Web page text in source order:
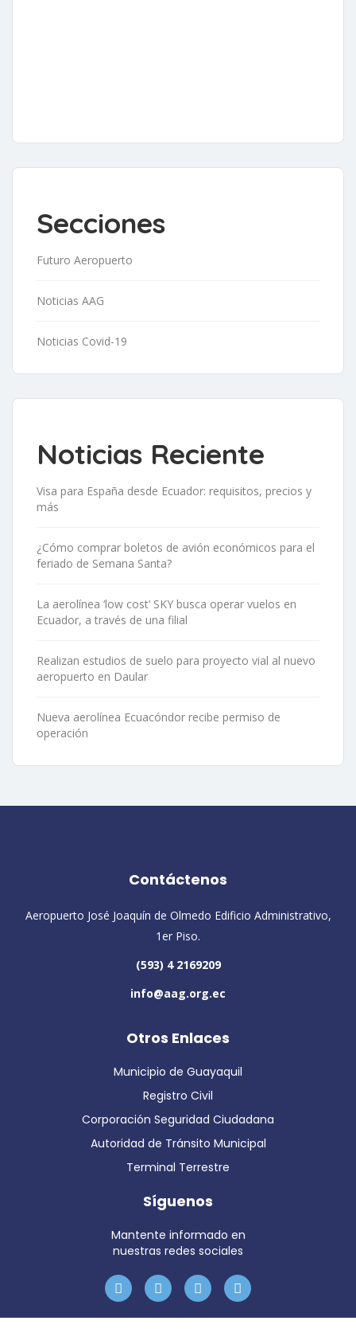
Secciones
Futuro Aeropuerto
Noticias AAG
Noticias Covid-19
Noticias Reciente
Visa para España desde Ecuador: requisitos, precios y
más
¿Cómo comprar boletos de avión económicos para el
feriado de Semana Santa?
La aerolínea ‘low cost’ SKY busca operar vuelos en
Ecuador, a través de una filial
Realizan estudios de suelo para proyecto vial al nuevo
aeropuerto en Daular
Nueva aerolínea Ecuacóndor recibe permiso de
operación
Contáctenos
Aeropuerto José Joaquín de Olmedo Edificio Administrativo,
1er Piso.
(593) 4 2169209
info@aag.org.ec
Otros Enlaces
Municipio de Guayaquil
Registro Civil
Corporación Seguridad Ciudadana
Autoridad de Tránsito Municipal
Terminal Terrestre
Síguenos
Mantente informado en
nuestras redes sociales